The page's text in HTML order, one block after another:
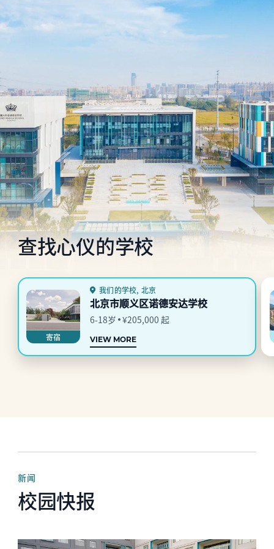
查找心仪的学校
寄宿
我们的学校, 北京
北京市顺义区诺德安达学校
6-18岁 ¥205,000 起
VIEW MORE
新闻
校园快报
News image